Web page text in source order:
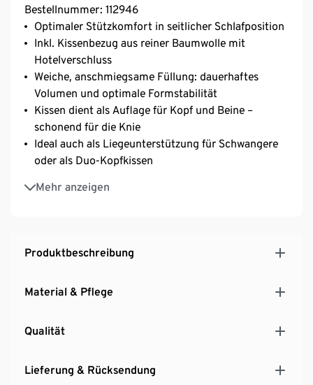
Bestellnummer: 112946
Optimaler Stützkomfort in seitlicher Schlafposition
Inkl. Kissenbezug aus reiner Baumwolle mit
Hotelverschluss
Weiche, anschmiegsame Füllung: dauerhaftes
Volumen und optimale Formstabilität
Kissen dient als Auflage für Kopf und Beine –
schonend für die Knie
Ideal auch als Liegeunterstützung für Schwangere
oder als Duo-Kopfkissen
Mehr anzeigen
Ideal für Allergiker
Produktbeschreibung
Material & Pflege
Qualität
Lieferung & Rücksendung